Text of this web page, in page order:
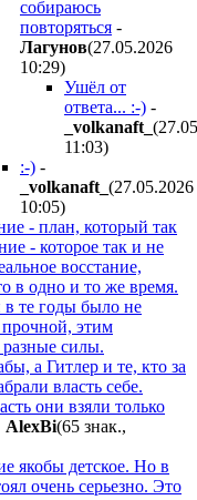
собираюсь
повторяться -
Лaгyнoв(27.05.2026
10:29)
Ушёл от
ответа... :-) -
_volkanaft_
11:03)
:-) -
_volkanaft_ (27.05.2026
10:05)
- план, который так
- которое так и не
восстание,
в одно и то же время.
те годы было не
прочной, этим
разные силы.
а Гитлер и те, кто за
власть себе.
они взяли только
AlexBi(65 знак.,
якобы детское. Но в
очень серьезно. Это